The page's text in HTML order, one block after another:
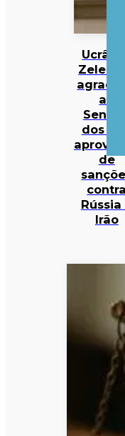
Ucrânia:
ao
dos
de
contra
Rússia
Irão